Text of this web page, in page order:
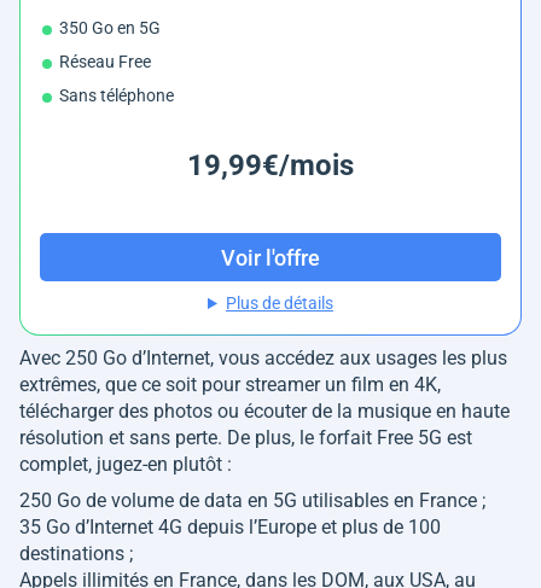
350 Go en 5G
Réseau Free
Sans téléphone
19,99€/mois
Voir l'offre
Plus de détails
Avec 250 Go d’Internet, vous accédez aux usages les plus
extrêmes, que ce soit pour streamer un film en 4K,
télécharger des photos ou écouter de la musique en haute
résolution et sans perte. De plus, le forfait Free 5G est
complet, jugez-en plutôt :
250 Go de volume de data en 5G utilisables en France ;
35 Go d’Internet 4G depuis l’Europe et plus de 100
destinations ;
Appels illimités en France, dans les DOM, aux USA, au